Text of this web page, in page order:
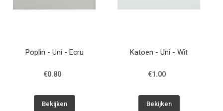
Poplin - Uni - Ecru
€0.80
Bekijken
Katoen - Uni - Wit
€1.00
Bekijken